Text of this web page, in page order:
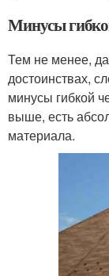
Минусы
Тем не менее,
достоинствах,
минусы гибкой
выше, есть
материала.